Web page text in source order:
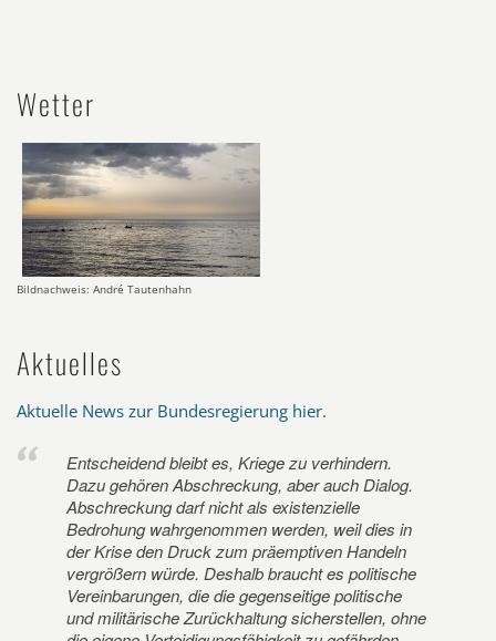
Wetter
Bildnachweis: André Tautenhahn
Aktuelles
Aktuelle News zur Bundesregierung hier.
Entscheidend bleibt es, Kriege zu verhindern.
Dazu gehören Abschreckung, aber auch Dialog.
Abschreckung darf nicht als existenzielle
Bedrohung wahrgenommen werden, weil dies in
der Krise den Druck zum präemptiven Handeln
vergrößern würde. Deshalb braucht es politische
Vereinbarungen, die die gegenseitige politische
und militärische Zurückhaltung sicherstellen, ohne